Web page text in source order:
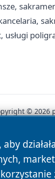
usługi
© 2026
Autorzy